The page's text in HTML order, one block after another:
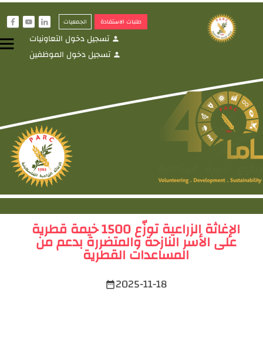
طلبات الاستفادة الجمعيات i
y
f
person تسجيل دخول التعاونيات
person تسجيل دخول الموظفين
الإغاثة الزراعية توزّع 1500 خيمة قطرية
على الأسر النازحة والمتضررة بدعم من
المساعدات القطرية
2025-11-18
date_range